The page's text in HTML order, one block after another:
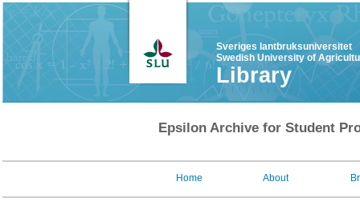
Sveriges lantbruksuniversitet
Swedish University of
Library
Epsilon Archive for Student
Home About